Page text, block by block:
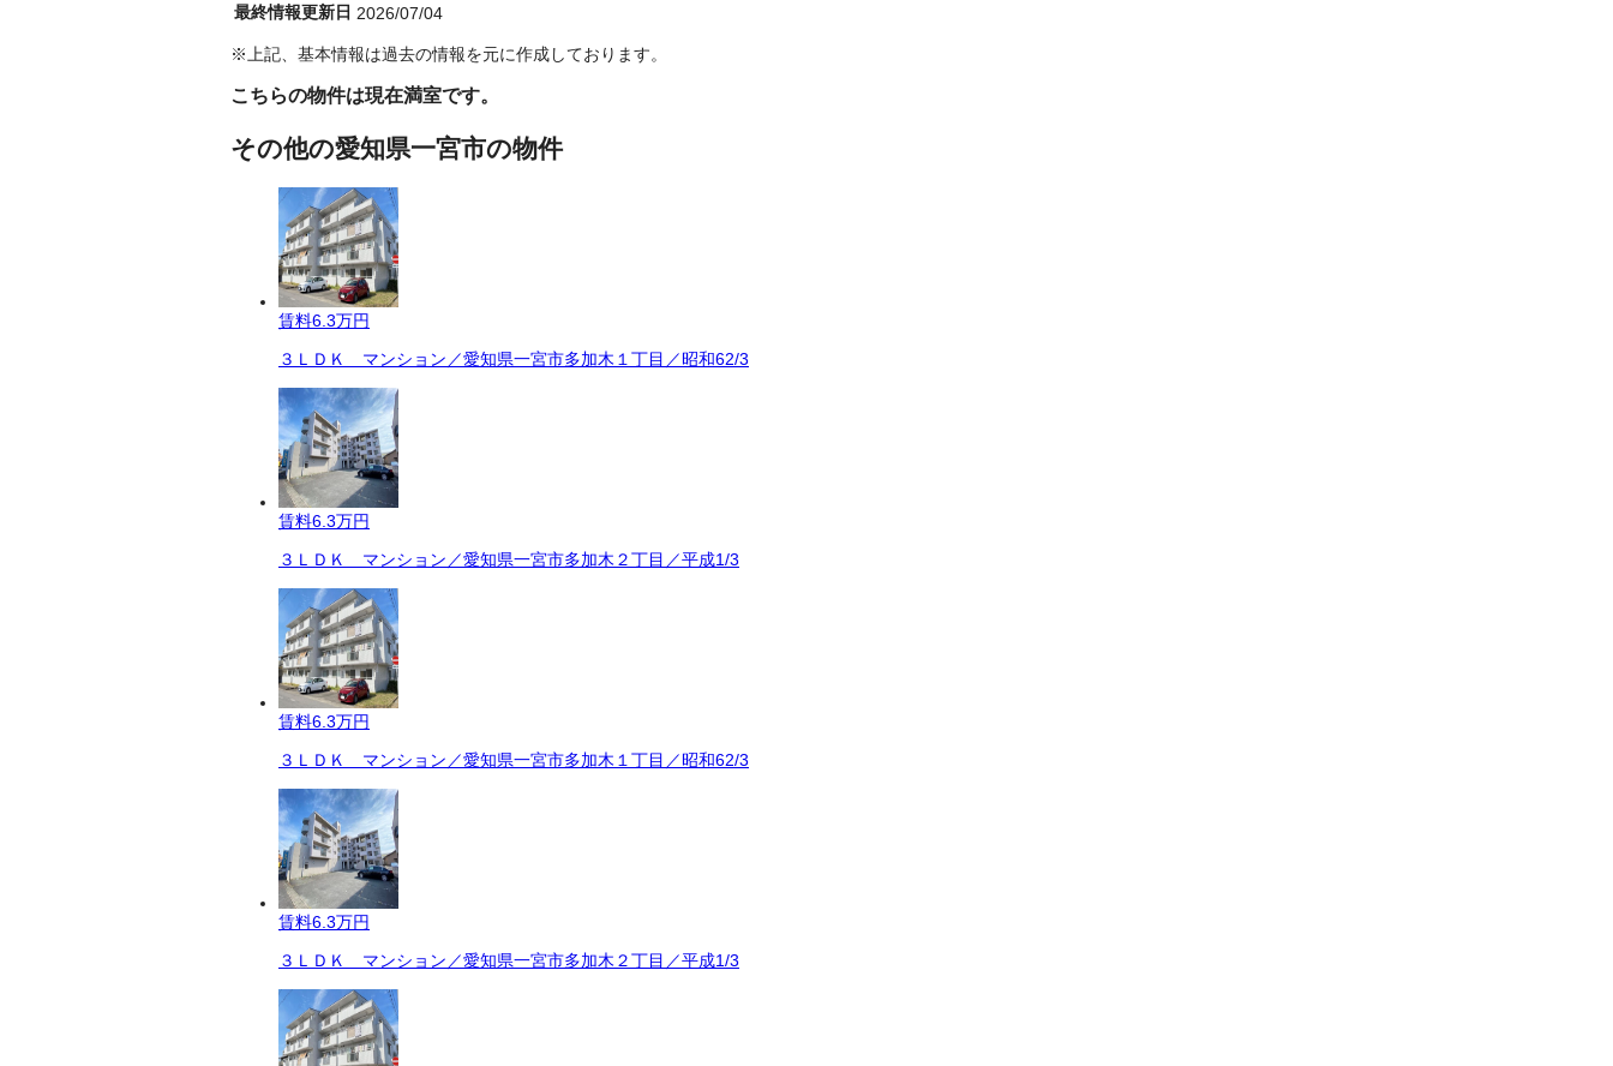
最終情報更新日 2026/07/04
※上記、基本情報は過去の情報を元に作成しております。
こちらの物件は現在満室です。
その他の愛知県一宮市の物件
賃料6.3万円
３ＬＤＫ マンション／愛知県一宮市多加木１丁目／昭和62/3
賃料6.3万円
３ＬＤＫ マンション／愛知県一宮市多加木２丁目／平成1/3
賃料6.3万円
３ＬＤＫ マンション／愛知県一宮市多加木１丁目／昭和62/3
賃料6.3万円
３ＬＤＫ マンション／愛知県一宮市多加木２丁目／平成1/3